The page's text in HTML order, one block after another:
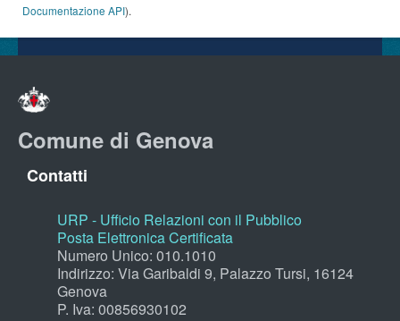
Documentazione API).
Comune di Genova
Contatti
URP - Ufficio Relazioni con il Pubblico
Posta Elettronica Certificata
Numero Unico: 010.1010
Indirizzo: Via Garibaldi 9, Palazzo Tursi, 16124
Genova
P. Iva: 00856930102